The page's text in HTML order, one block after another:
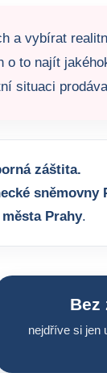
a vybírat
o to najít
situaci
záštita.
sněmovny
Prahy.
Bez
nejdříve si jen